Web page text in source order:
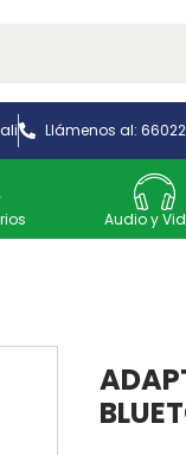
Llámenos al:
Audio y